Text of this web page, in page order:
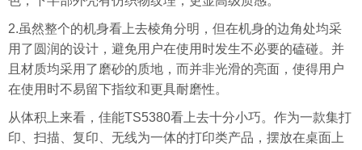
2.虽然整个的机身看上去棱角分明，但在机身的边角处均采
用了圆润的设计，避免用户在使用时发生不必要的磕碰。并
且材质均采用了磨砂的质地，而并非光滑的亮面，使得用户
在使用时不易留下指纹和更具耐磨性。
从体积上来看，佳能TS5380看上去十分小巧。作为一款集打
印、扫描、复印、无线为一体的打印类产品，摆放在桌面上